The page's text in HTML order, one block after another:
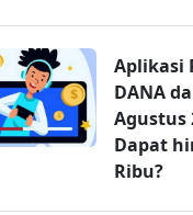
Aplikasi
DANA
Agustus
Dapat
Ribu?